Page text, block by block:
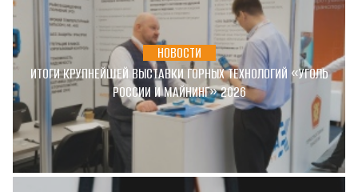
НОВОСТИ
ИТОГИ КРУПНЕЙШЕЙ ВЫСТАВКИ ГОРНЫХ ТЕХНОЛОГИЙ «УГОЛЬ
РОССИИ И МАЙНИНГ» 2026